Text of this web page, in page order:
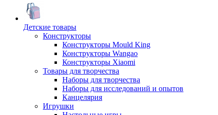
Детские товары
Конструкторы
Конструкторы Mould King
Конструкторы Wangao
Конструкторы Xiaomi
Товары для творчества
Наборы для творчества
Наборы для исследований и опытов
Канцелярия
Игрушки